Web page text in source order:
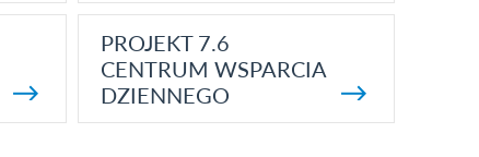
PROJEKT 7.6
CENTRUM WSPARCIA
DZIENNEGO